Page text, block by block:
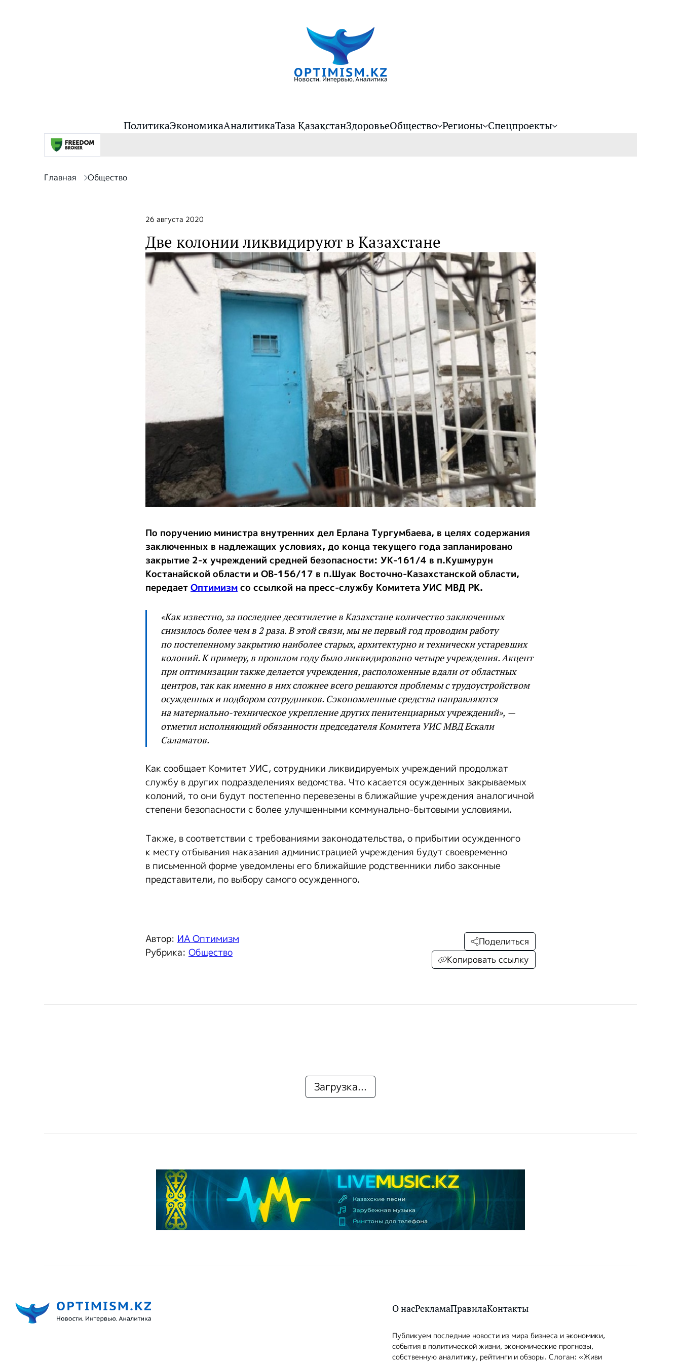
ПолитикаЭкономикаАналитикаТаза ҚазақстанЗдоровьеОбщество Регионы Спецпроекты
Главная Общество
26 августа 2020
Две колонии ликвидируют в Казахстане
По поручению министра внутренних дел Ерлана Тургумбаева, в целях содержания
заключенных в надлежащих условиях, до конца текущего года запланировано
закрытие 2-х учреждений средней безопасности: УК-161/4 в п.Кушмурун
Костанайской области и ОВ-156/17 в п.Шуак Восточно-Казахстанской области,
передаетОптимизмсо ссылкой на пресс-службу Комитета УИС МВД РК.
«Как известно, за последнее десятилетие в Казахстане количество заключенных
снизилось более чем в 2 раза. В этой связи, мы не первый год проводим работу
по постепенному закрытию наиболее старых, архитектурно и технически устаревших
колоний. К примеру, в прошлом году было ликвидировано четыре учреждения. Акцент
при оптимизации также делается учреждения, расположенные вдали от областных
центров, так как именно в них сложнее всего решаются проблемы с трудоустройством
осужденных и подбором сотрудников. Сэкономленные средства направляются
на материально-техническое укрепление других пенитенциарных учреждений», —
отметил исполняющий обязанности председателя Комитета УИС МВД Ескали
Саламатов.
Как сообщает Комитет УИС, сотрудники ликвидируемых учреждений продолжат
службу в других подразделениях ведомства. Что касается осужденных закрываемых
колоний, то они будут постепенно перевезены в ближайшие учреждения аналогичной
степени безопасности с более улучшенными коммунально-бытовыми условиями.
Также, в соответствии с требованиями законодательства, о прибытии осужденного
к месту отбывания наказания администрацией учреждения будут своевременно
в письменной форме уведомлены его ближайшие родственники либо законные
представители, по выбору самого осужденного.
Автор: ИА Оптимизм
Рубрика: Общество
Поделиться
Копировать ссылку
Загрузка...
О насРекламаПравилаКонтакты
Публикуем последние новости из мира бизнеса и экономики,
события в политической жизни, экономические прогнозы,
собственную аналитику, рейтинги и обзоры. Слоган: «Живи